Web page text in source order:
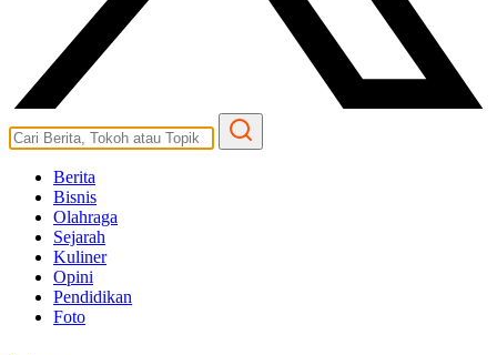
Berita
Bisnis
Olahraga
Sejarah
Kuliner
Opini
Pendidikan
Foto